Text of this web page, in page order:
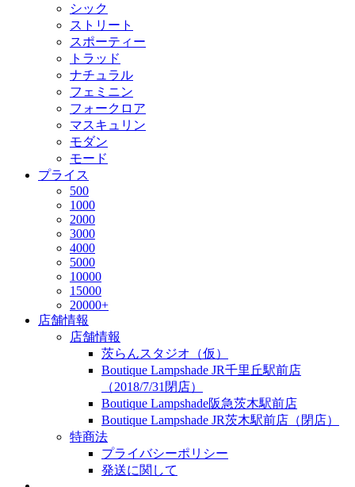
シック
ストリート
スポーティー
トラッド
ナチュラル
フェミニン
フォークロア
マスキュリン
モダン
モード
プライス
500
1000
2000
3000
4000
5000
10000
15000
20000+
店舗情報
店舗情報
茨らんスタジオ（仮）
Boutique Lampshade JR千里丘駅前店
（2018/7/31閉店）
Boutique Lampshade阪急茨木駅前店
Boutique Lampshade JR茨木駅前店（閉店）
特商法
プライバシーポリシー
発送に関して